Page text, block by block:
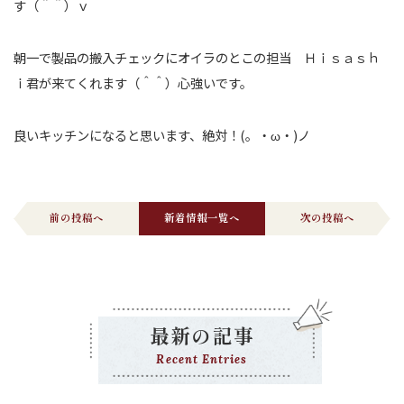
す（＾＾）ｖ
朝一で製品の搬入チェックにオイラのとこの担当 Ｈｉｓａｓｈ
ｉ君が来てくれます（＾＾）心強いです。
良いキッチンになると思います、絶対！(。・ω・)ノ
前の投稿へ 新着情報一覧へ 次の投稿へ
最新の記事
Recent Entries